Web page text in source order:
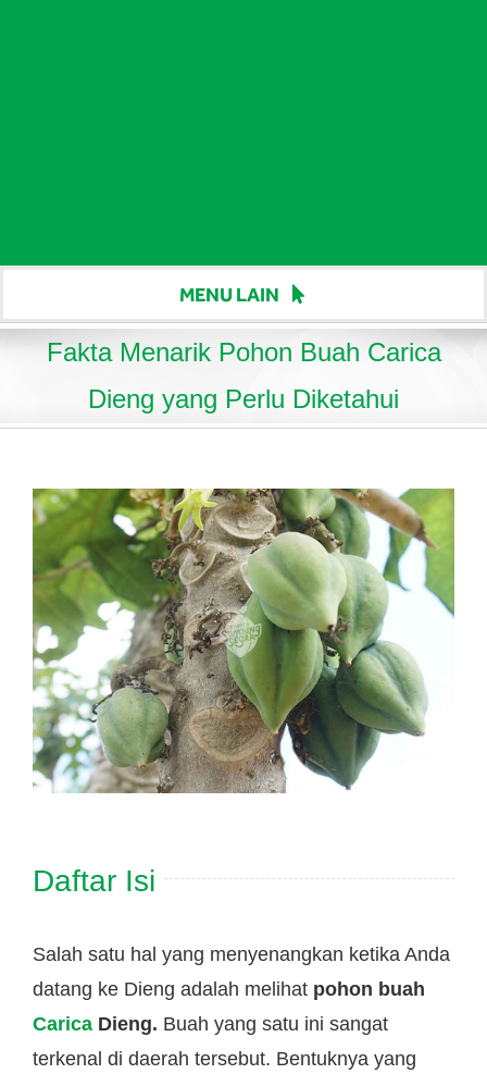
MENU LAIN
Beranda
Harga
Hubungi Kami
Tentang Kami
Daftar Agen
Fakta Menarik Pohon Buah Carica
Dieng yang Perlu Diketahui
Daftar Isi
Salah satu hal yang menyenangkan ketika Anda
datang ke Dieng adalah melihat pohon buah
CaricaDieng. Buah yang satu ini sangat
terkenal di daerah tersebut. Bentuknya yang